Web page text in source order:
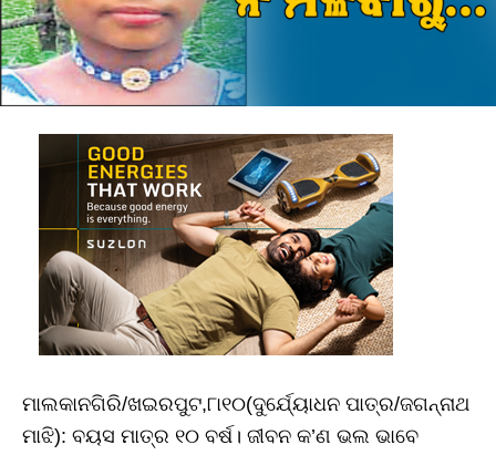
ମାଲକାନଗିରି/ଖଇରପୁଟ,୮ା୧୦(ଦୁର୍ଯ୍ୟୋଧନ ପାତ୍ର/ଜଗନ୍ନାଥ
ମାଝି): ବୟସ ମାତ୍ର ୧୦ ବର୍ଷ। ଜୀବନ କ’ଣ ଭଲ ଭାବେ